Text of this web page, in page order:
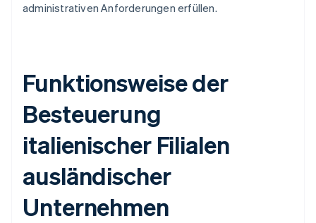
administrativen Anforderungen erfüllen.
Funktionsweise der
Besteuerung
italienischer Filialen
ausländischer
Unternehmen